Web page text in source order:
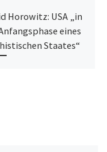
Horowitz: USA „in
eines
Staates“